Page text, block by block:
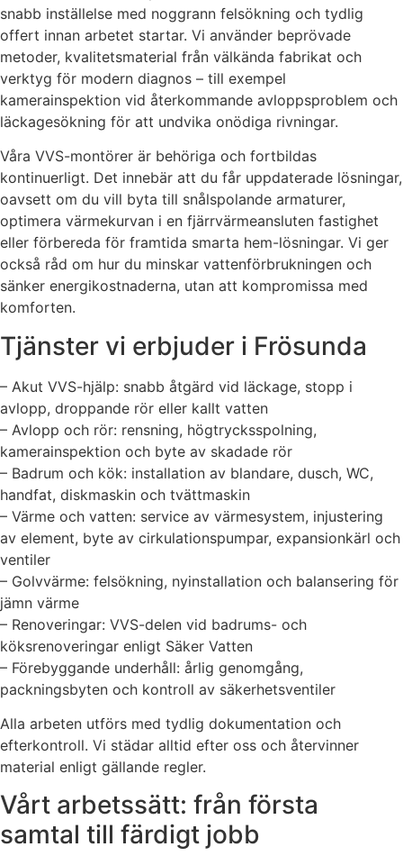
snabb inställelse med noggrann felsökning och tydlig
offert innan arbetet startar. Vi använder beprövade
metoder, kvalitetsmaterial från välkända fabrikat och
verktyg för modern diagnos – till exempel
kamerainspektion vid återkommande avloppsproblem och
läckagesökning för att undvika onödiga rivningar.
Våra VVS-montörer är behöriga och fortbildas
kontinuerligt. Det innebär att du får uppdaterade lösningar,
oavsett om du vill byta till snålspolande armaturer,
optimera värmekurvan i en fjärrvärmeansluten fastighet
eller förbereda för framtida smarta hem-lösningar. Vi ger
också råd om hur du minskar vattenförbrukningen och
sänker energikostnaderna, utan att kompromissa med
komforten.
Tjänster vi erbjuder i Frösunda
– Akut VVS-hjälp: snabb åtgärd vid läckage, stopp i
avlopp, droppande rör eller kallt vatten
– Avlopp och rör: rensning, högtrycksspolning,
kamerainspektion och byte av skadade rör
– Badrum och kök: installation av blandare, dusch, WC,
handfat, diskmaskin och tvättmaskin
– Värme och vatten: service av värmesystem, injustering
av element, byte av cirkulationspumpar, expansionkärl och
ventiler
– Golvvärme: felsökning, nyinstallation och balansering för
jämn värme
– Renoveringar: VVS-delen vid badrums- och
köksrenoveringar enligt Säker Vatten
– Förebyggande underhåll: årlig genomgång,
packningsbyten och kontroll av säkerhetsventiler
Alla arbeten utförs med tydlig dokumentation och
efterkontroll. Vi städar alltid efter oss och återvinner
material enligt gällande regler.
Vårt arbetssätt: från första
samtal till färdigt jobb